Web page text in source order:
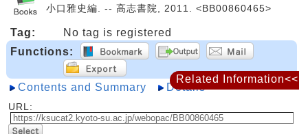
小口雅史編. -- 高志書院, 2011. <BB00860465>
Tag:
No tag is registered
Functions:
Contents and Summary Details
URL:
Related Information<<